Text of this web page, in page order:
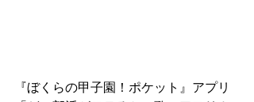
『ぼくらの甲子園！ポケット』アプリ